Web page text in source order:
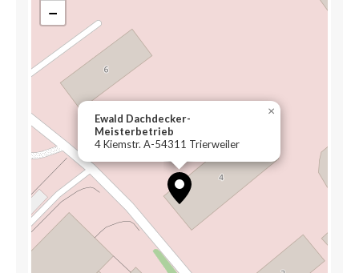
Ewald Dachdecker-
Meisterbetrieb
4 Kiemstr. A-54311 Trierweiler
×
−